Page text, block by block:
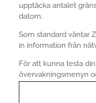
upptäcka antalet
datorn.
Som standard väntar
in information från
För att kunna testa
övervakningsmenyn